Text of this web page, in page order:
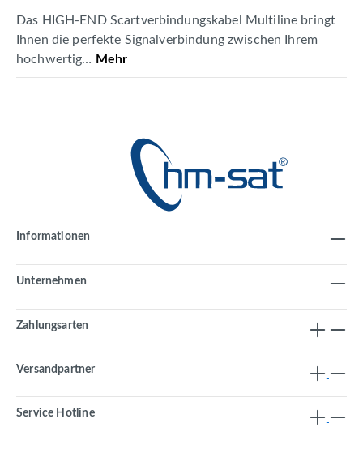
Das HIGH-END Scartverbindungskabel Multiline bringt
Ihnen die perfekte Signalverbindung zwischen Ihrem
hochwertig… Mehr
Informationen
Unternehmen
Zahlungsarten
Versandpartner
Service Hotline